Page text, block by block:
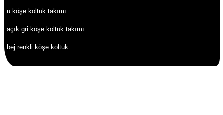
u köşe koltuk takımı
açık gri köşe koltuk takımı
bej renkli köşe koltuk